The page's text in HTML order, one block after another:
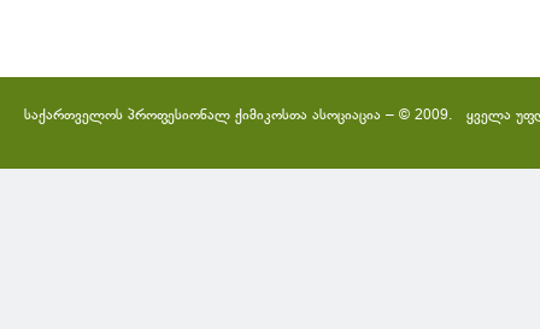
საქართველოს პროფესიონალ ქიმიკოსთა ასოციაცია – © 2009. ყველა